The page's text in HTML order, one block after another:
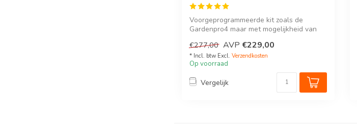
Voorgeprogrammeerde kit zoals de
Gardenpro4 maar met mogelijkheid van
€277,00 AVP €229,00
* Incl. btw Excl. Verzendkosten
Op voorraad
Vergelijk